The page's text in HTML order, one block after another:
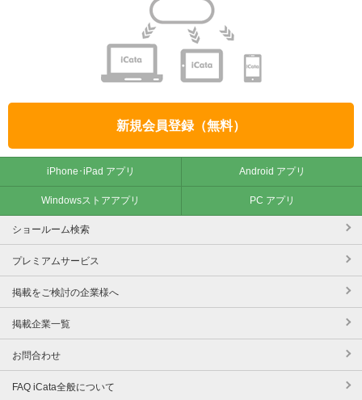
新規会員登録（無料）
iPhone･iPad アプリ Android アプリ
Windowsストアアプリ PC アプリ
ショールーム検索
プレミアムサービス
掲載をご検討の企業様へ
掲載企業一覧
お問合わせ
FAQ iCata全般について